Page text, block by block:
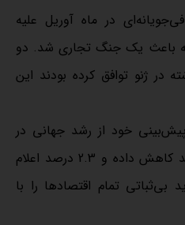
در ماه آوریل علیه
باعث یک جنگ تجاری شد. دو
در ژنو توافق کرده بودند این
خود از رشد جهانی در
سال جاری میلادی را 0.4 درصد کاهش داده و 2.3 درصد اعلام
تمام اقتصادها را با